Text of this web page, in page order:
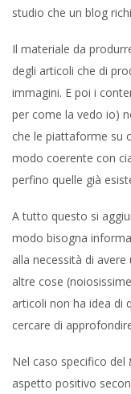
studio che un blog
Il materiale da
degli articoli che di
immagini. E poi i
per come la vedo io)
che le piattaforme su
modo coerente con
perfino quelle già
A tutto questo si
modo bisogna
alla necessità di
altre cose
articoli non ha idea di
cercare di
Nel caso specifico del
aspetto positivo